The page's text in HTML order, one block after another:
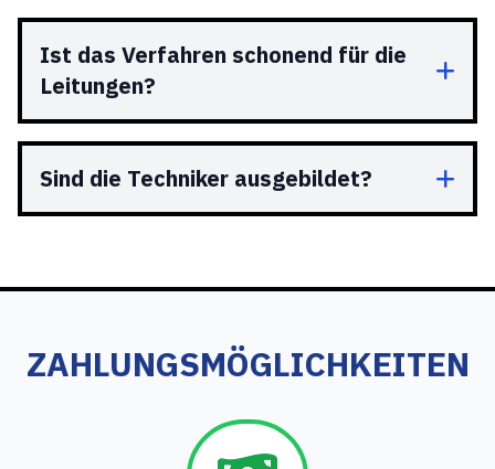
Ist das Verfahren schonend für die
Leitungen?
Sind die Techniker ausgebildet?
ZAHLUNGSMÖGLICHKEITEN